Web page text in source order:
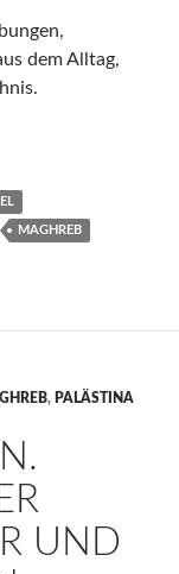
dem Alltag,
Schumacher
MAGHREB
, PALÄSTINA
UND